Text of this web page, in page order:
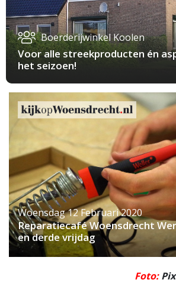
Boerderijwinkel Koolen
Voor alle streekproducten én
het seizoen!
Woensdag 12 Februari 2020
Reparatiecafé Woensdrecht
en derde vrijdag
Foto: